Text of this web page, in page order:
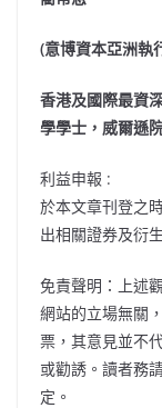
(意博資本亞洲執
香港及國際最資
學學士，威爾遜
利益申報 :
於本文章刊登之
出相關證券及衍
免責聲明：上述
網站的立場無關
票，其意見並不
或勸誘。讀者務
定。